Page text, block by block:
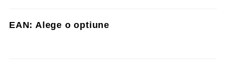
EAN: Alege o optiune